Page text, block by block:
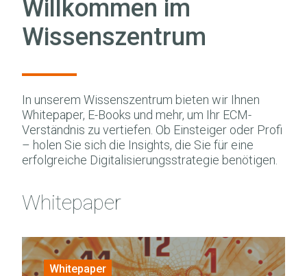
Willkommen im
Wissenszentrum
In unserem Wissenszentrum bieten wir Ihnen
Whitepaper, E-Books und mehr, um Ihr ECM-
Verständnis zu vertiefen. Ob Einsteiger oder Profi
– holen Sie sich die Insights, die Sie für eine
erfolgreiche Digitalisierungsstrategie benötigen.
Whitepaper
Zeitgewinn
bei
Whitepaper